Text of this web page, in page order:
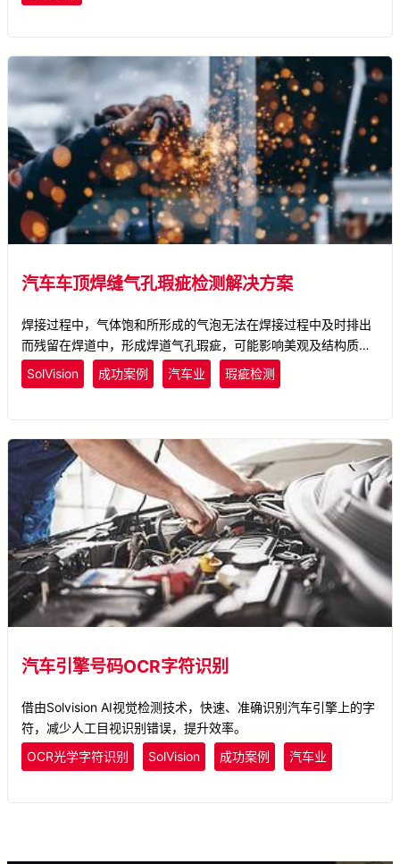
汽车车顶焊缝气孔瑕疵检测解决方案
焊接过程中，气体饱和所形成的气泡无法在焊接过程中及时排出
而残留在焊道中，形成焊道气孔瑕疵，可能影响美观及结构质
量。运用SolVision AI技术，将各种亮度的焊道气孔瑕疵影像进行
标注，藉以训练AI模型，即能不受影像亮度影响检测出焊道上各
SolVision 成功案例 汽车业 瑕疵检测
汽车引擎号码OCR字符识别
借由Solvision AI视觉检测技术，快速、准确识别汽车引擎上的字
符，减少人工目视识别错误，提升效率。
OCR光学字符识别
SolVision 成功案例 汽车业